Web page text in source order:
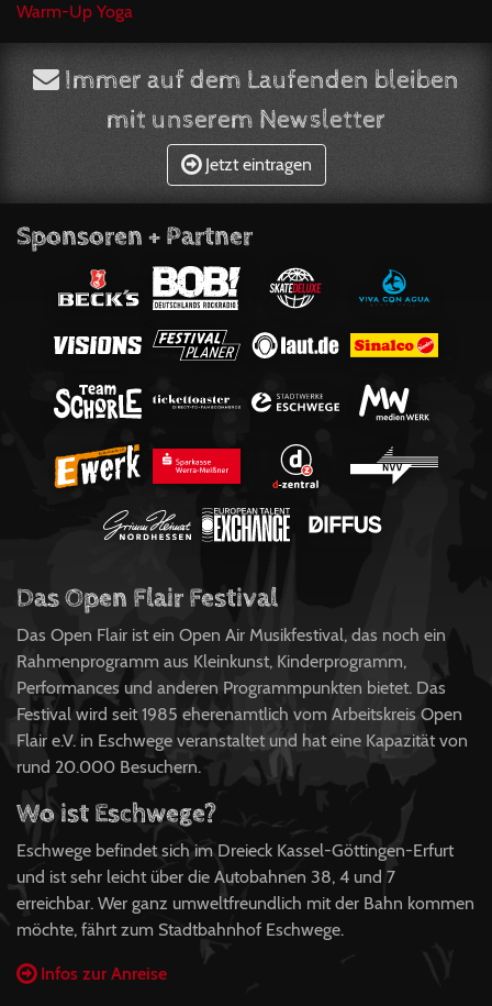
Warm-Up Yoga
Immer auf dem Laufenden bleiben
mit unserem Newsletter
Jetzt eintragen
Sponsoren + Partner
Das Open Flair Festival
Das Open Flair ist ein Open Air Musikfestival, das noch ein
Rahmenprogramm aus Kleinkunst, Kinderprogramm,
Performances und anderen Programmpunkten bietet. Das
Festival wird seit 1985 eherenamtlich vom Arbeitskreis Open
Flair e.V. in Eschwege veranstaltet und hat eine Kapazität von
rund 20.000 Besuchern.
Wo ist Eschwege?
Eschwege befindet sich im Dreieck Kassel-Göttingen-Erfurt
und ist sehr leicht über die Autobahnen 38, 4 und 7
erreichbar. Wer ganz umweltfreundlich mit der Bahn kommen
möchte, fährt zum Stadtbahnhof Eschwege.
Infos zur Anreise